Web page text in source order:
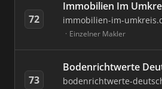
72
Immobilien Im
immobilien-im-
Einzelner Makler
73
Bodenrichtwerte
bodenrichtwerte-